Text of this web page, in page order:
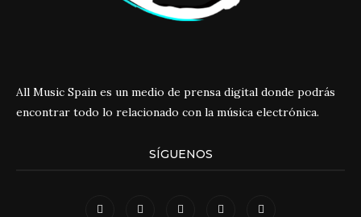
All Music Spain es un medio de prensa digital donde podrás
encontrar todo lo relacionado con la música electrónica.
SÍGUENOS